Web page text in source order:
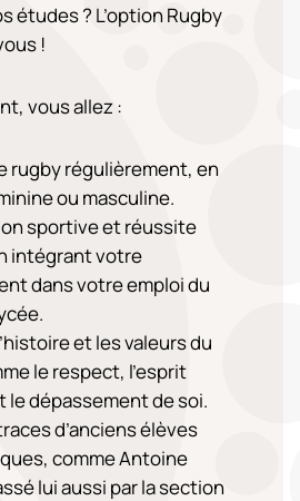
études ? L’option Rugby
!
vous allez :
rugby régulièrement, en
ou masculine.
sportive et réussite
intégrant votre
dans votre emploi du
et les valeurs du
le respect, l’esprit
le dépassement de soi.
d’anciens élèves
comme Antoine
lui aussi par la section